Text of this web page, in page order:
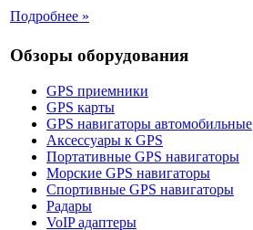
Подробнее »
Обзоры оборудования
GPS приемники
GPS карты
GPS навигаторы автомобильные
Аксессуары к GPS
Портативные GPS навигаторы
Морские GPS навигаторы
Спортивные GPS навигаторы
Радары
VoIP адаптеры